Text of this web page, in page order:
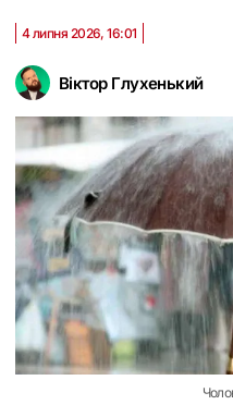
Віктор Глухенький
4 липня 2026, 16:01